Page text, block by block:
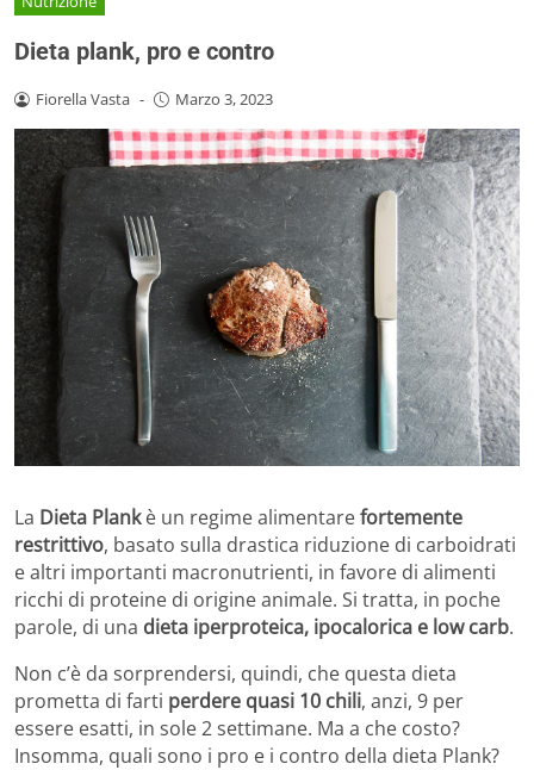
Dieta plank, pro e contro
Fiorella Vasta - Marzo 3, 2023
La Dieta Plankè un regime alimentarefortemente
restrittivo, basato sulla drastica riduzione di carboidrati
e altri importanti macronutrienti, in favore di alimenti
ricchi di proteine di origine animale. Si tratta, in poche
parole, di una dieta iperproteica, ipocalorica e low carb.
Non c’è da sorprendersi, quindi, che questa dieta
prometta di farti perdere quasi 10 chili, anzi, 9 per
essere esatti, in sole 2 settimane. Ma a che costo?
Insomma, quali sono i pro e i contro della dieta Plank?